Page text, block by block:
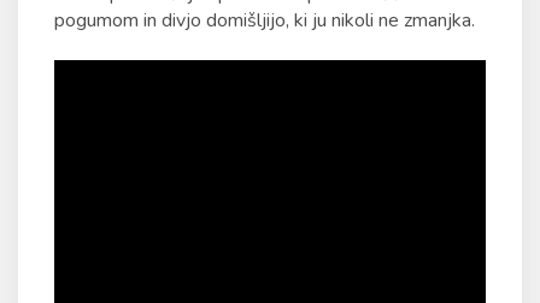
pogumom in divjo domišljijo, ki ju nikoli ne zmanjka.